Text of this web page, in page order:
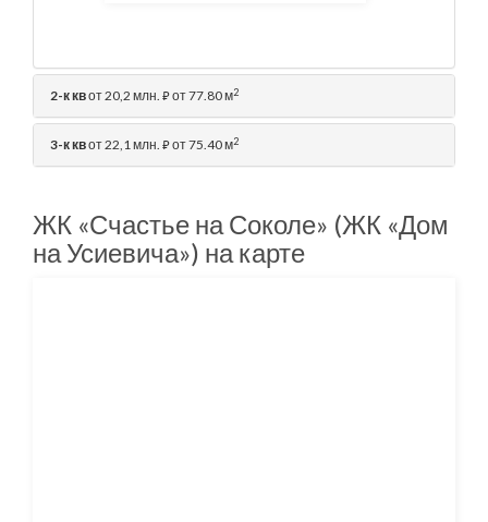
2-к квот 20,2 млн. ⃏от 77.80 м2
3-к квот 22,1 млн. ⃏от 75.40 м2
ЖК «Счастье на Соколе» (ЖК «Дом
на Усиевича») на карте